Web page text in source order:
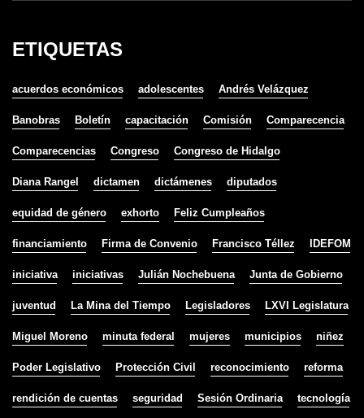
ETIQUETAS
acuerdos económicos adolescentes Andrés Velázquez
Banobras Boletín capacitación Comisión Comparecencia
Comparecencias Congreso Congreso de Hidalgo
Diana Rangel dictamen dictámenes diputados
equidad de género exhorto Feliz Cumpleaños
financiamiento Firma de Convenio Francisco Téllez IDEFOM
iniciativa iniciativas Julián Nochebuena Junta de Gobierno
juventud La Mina del Tiempo Legisladores LXVI Legislatura
Miguel Moreno minuta federal mujeres municipios niñez
Poder Legislativo Protección Civil reconocimiento reforma
rendición de cuentas seguridad Sesión Ordinaria tecnología